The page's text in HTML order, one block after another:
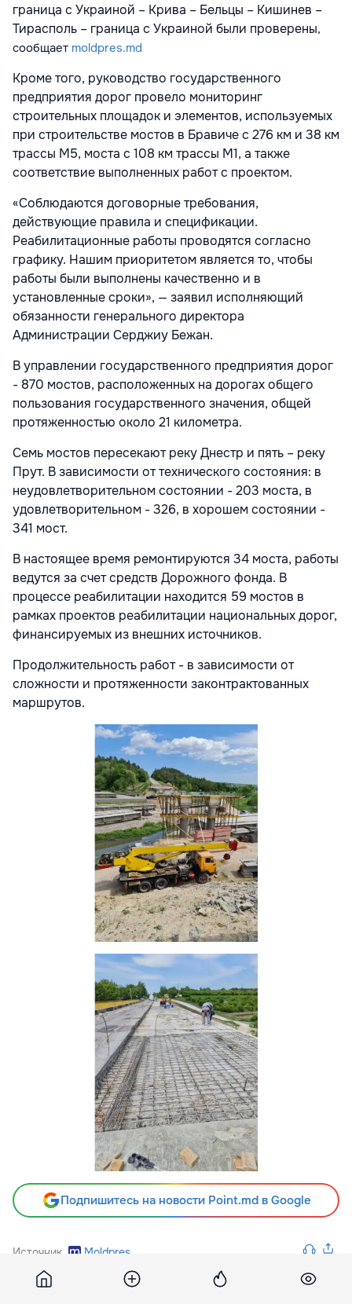
граница с Украиной – Крива – Бельцы – Кишинев –
Тирасполь – граница с Украиной были проверены,
сообщает moldpres.md
Кроме того, руководство государственного
предприятия дорог провело мониторинг
строительных площадок и элементов, используемых
при строительстве мостов в Бравиче с 276 км и 38 км
трассы М5, моста с 108 км трассы М1, а также
соответствие выполненных работ с проектом.
«Соблюдаются договорные требования,
действующие правила и спецификации.
Реабилитационные работы проводятся согласно
графику. Нашим приоритетом является то, чтобы
работы были выполнены качественно и в
установленные сроки», — заявил исполняющий
обязанности генерального директора
Администрации Серджиу Бежан.
В управлении государственного предприятия дорог
- 870 мостов, расположенных на дорогах общего
пользования государственного значения, общей
протяженностью около 21 километра.
Семь мостов пересекают реку Днестр и пять – реку
Прут. В зависимости от технического состояния: в
неудовлетворительном состоянии - 203 моста, в
удовлетворительном - 326, в хорошем состоянии -
341 мост.
В настоящее время ремонтируются 34 моста, работы
ведутся за счет средств Дорожного фонда. В
процессе реабилитации находится 59 мостов в
рамках проектов реабилитации национальных дорог,
финансируемых из внешних источников.
Продолжительность работ - в зависимости от
сложности и протяженности законтрактованных
маршрутов.
Подпишитесь на новости Point.md в Google
Источник Moldpres